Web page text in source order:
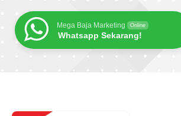
Mega Baja Marketing Online
Whatsapp Sekarang!